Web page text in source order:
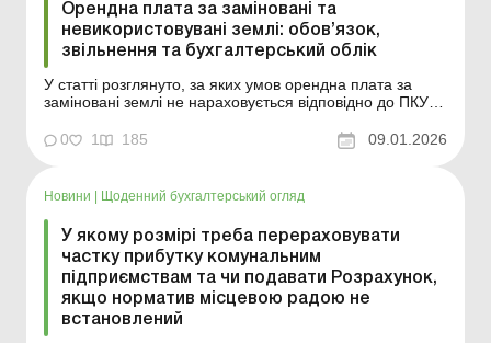
Орендна плата за заміновані та
невикористовувані землі: обов’язок,
звільнення та бухгалтерський облік
У статті розглянуто, за яких умов орендна плата за
заміновані землі не нараховується відповідно до ПКУ
бухгалтерському обліку, якщо землі фактично не
використовуються. Сільськогосподарські підприємства
орен...
0 1 185 09.01.2026
Новини Щоденний бухгалтерський огляд
У якому розмірі треба перераховувати
частку прибутку комунальним
підприємствам та чи подавати Розрахунок,
якщо норматив місцевою радою не
встановлений